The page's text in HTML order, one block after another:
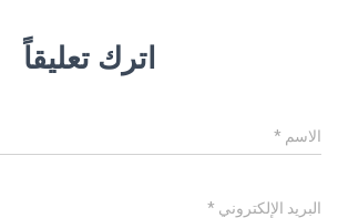
اترك تعليقاً
الاسم *
البريد الإلكتروني *